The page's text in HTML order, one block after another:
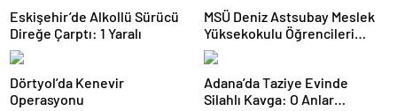
Eskişehir’de Alkollü Sürücü
Direğe Çarptı: 1 Yaralı
MSÜ Deniz Astsubay Meslek
Yüksekokulu Öğrencileri
Geleceğe Hazırlanıyor
Dörtyol’da Kenevir
Operasyonu
Adana’da Taziye Evinde
Silahlı Kavga: O Anlar